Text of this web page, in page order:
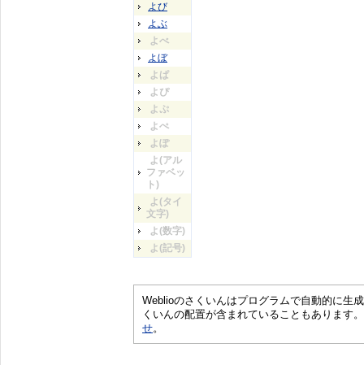
よび
よぶ
よべ
よぼ
よぱ
よぴ
よぷ
よぺ
よぽ
よ(アル
ファベッ
ト)
よ(タイ
文字)
よ(数字)
よ(記号)
Weblioのさくいんはプログラムで自動的に生
くいんの配置が含まれていることもあります
せ。